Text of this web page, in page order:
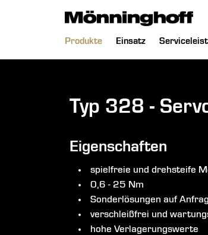
Navigation
Produkte Einsatz
Typ 328 -
Eigenschaften
spielfreie und drehsteife
0,6 - 25 Nm
Sonderlösungen auf
verschleißfrei und
hohe Verlagerungswerte